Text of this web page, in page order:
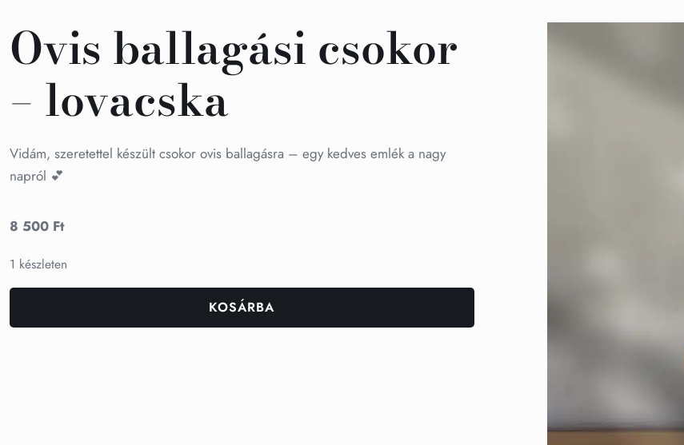
Ovis ballagási csokor
– lovacska
Vidám, szeretettel készült csokor ovis ballagásra – egy kedves emlék a nagy
napról 💕
8 500 Ft
1 készleten
KOSÁRBA